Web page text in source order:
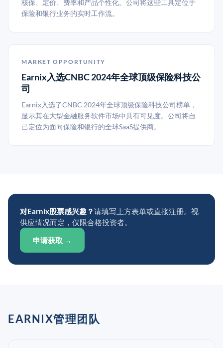
核保、定价、费率和产品个性化。公司将这些工具定位于
保险和银行业务的实时工作流。
MARKET OPPORTUNITY
Earnix入选CNBC 2024年全球顶级保险科技公
司
Earnix入选了CNBC 2024年全球顶级保险科技公司榜单，
显示其在大型金融服务软件市场中具有可见度。公司将自
己定位为面向保险和银行的全球SaaS提供商。
对Earnix股票感兴趣？请填写上方表单或直接注册。视
供应情况而定，仅限合格投资者。
申请获取 →
EARNIX管理团队